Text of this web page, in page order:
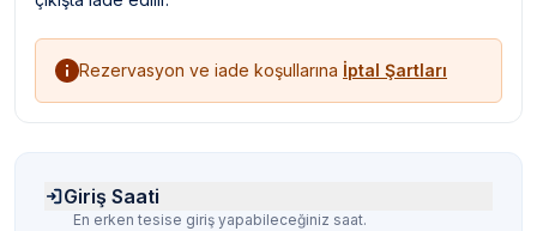
Rezervasyon ve iade koşullarına İptal Şartları
Giriş Saati
En erken tesise giriş yapabileceğiniz saat.